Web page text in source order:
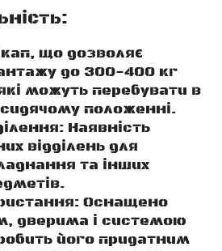
що дозволяє
до 300-400 кг
можуть перебувати в
положенні.
Наявність
відділень для
та інших
Оснащено
дверима і системою
його придатним